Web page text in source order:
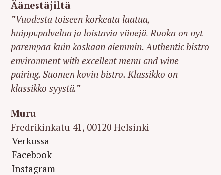
Äänestäjiltä
”Vuodesta toiseen korkeata laatua,
huippupalvelua ja loistavia viinejä. Ruoka on nyt
parempaa kuin koskaan aiemmin. Authentic bistro
environment with excellent menu and wine
pairing. Suomen kovin bistro. Klassikko on
klassikko syystä.”
Muru
Fredrikinkatu 41, 00120 Helsinki
Verkossa
Facebook
Instagram